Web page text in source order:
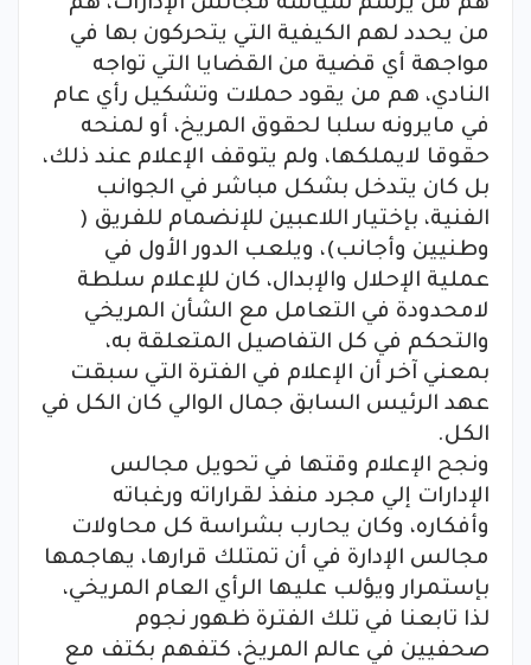
من يحدد لهم الكيفية التي يتحركون بها في
مواجهة أي قضية من القضايا التي تواجه
النادي، هم من يقود حملات وتشكيل رأي عام
في مايرونه سلبا لحقوق المريخ، أو لمنحه
حقوقا لايملكها، ولم يتوقف الإعلام عند ذلك،
بل كان يتدخل بشكل مباشر في الجوانب
الفنية، بإختيار اللاعبين للإنضمام للفريق (
وطنيين وأجانب)، ويلعب الدور الأول في
عملية الإحلال والإبدال، كان للإعلام سلطة
لامحدودة في التعامل مع الشأن المريخي
والتحكم في كل التفاصيل المتعلقة به،
بمعني آخر أن الإعلام في الفترة التي سبقت
عهد الرئيس السابق جمال الوالي كان الكل في
الكل.
ونجح الإعلام وقتها في تحويل مجالس
الإدارات إلي مجرد منفذ لقراراته ورغباته
وأفكاره، وكان يحارب بشراسة كل محاولات
مجالس الإدارة في أن تمتلك قرارها، يهاجمها
بإستمرار ويؤلب عليها الرأي العام المريخي،
لذا تابعنا في تلك الفترة ظهور نجوم
صحفيين في عالم المريخ، كتفهم بكتف مع